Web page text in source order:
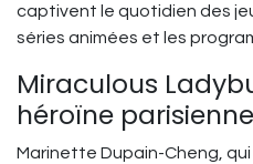
captivent le quotidien des
séries animées et les
Miraculous
héroïne parisienne
Marinette Dupain-Cheng,